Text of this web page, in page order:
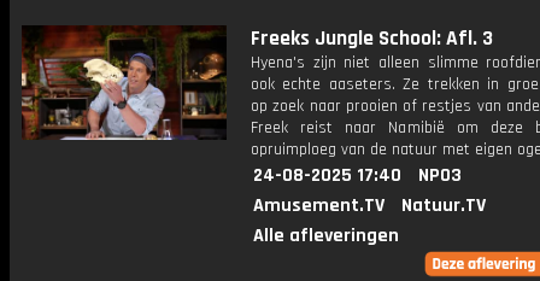
Freeks Jungle School: Afl. 3
Hyena's zijn niet alleen slimme
ook echte aaseters. Ze trekken in
op zoek naar prooien of restjes van
Freek reist naar Namibië om deze
opruimploeg van de natuur met eigen
24-08-2025 17:40
NPO3
Amusement.TV
Natuur.TV
Alle afleveringen